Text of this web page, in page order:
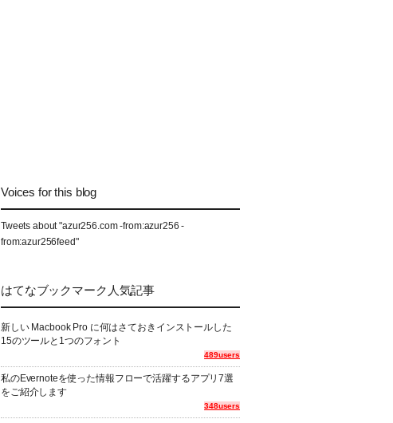
Voices for this blog
Tweets about "azur256.com -from:azur256 -
from:azur256feed"
はてなブックマーク人気記事
新しい Macbook Pro に何はさておきインストールした
15のツールと1つのフォント
489users
私のEvernoteを使った情報フローで活躍するアプリ7選
をご紹介します
348users